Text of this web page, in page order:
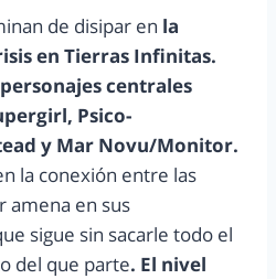
de disipar en la
en Tierras Infinitas.
centrales
Psico-
y Mar Novu/Monitor.
la conexión entre las
amena en sus
sigue sin sacarle todo el
del que parte. El nivel